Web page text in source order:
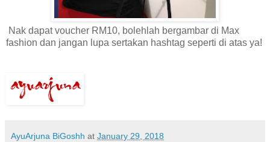
Nak dapat voucher RM10, bolehlah bergambar di Max
fashion dan jangan lupa sertakan hashtag seperti di atas ya!
AyuArjuna BiGoshh at January 29, 2018